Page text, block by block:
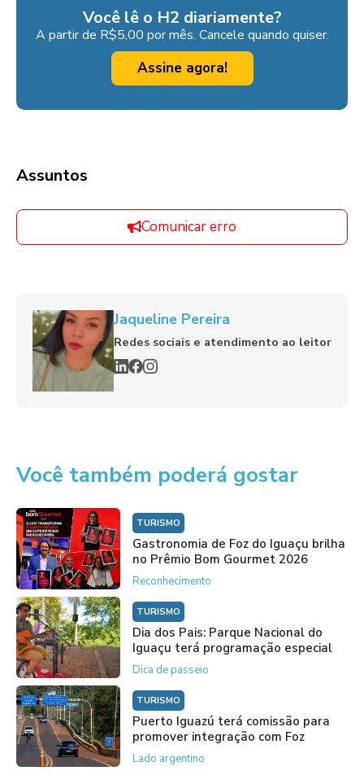
Você lê o H2 diariamente?
A partir de R$5,00 por mês. Cancele quando quiser.
Assine agora!
Assuntos
Comunicar erro
Jaqueline Pereira
Redes sociais e atendimento ao leitor
Você também poderá gostar
TURISMO
Gastronomia de Foz do Iguaçu brilha
no Prêmio Bom Gourmet 2026
Reconhecimento
TURISMO
Dia dos Pais: Parque Nacional do
Iguaçu terá programação especial
Dica de passeio
TURISMO
Puerto Iguazú terá comissão para
promover integração com Foz
Lado argentino